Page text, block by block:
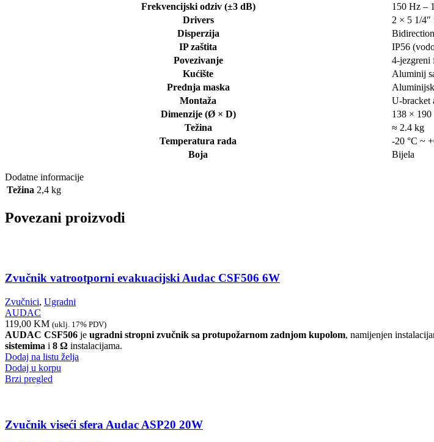
Frekvencijski odziv (±3 dB)
150 Hz –
Drivers
2 × 5 1/
Disperzija
IP zaštita
IP56
Povezivanje
4-jezgreni
Kućište
Aluminij
Prednja maska
Montaža
U-bracket
Dimenzije (Ø × D)
138 × 190
Težina
≈ 2.4 kg
Temperatura rada
-20 °C ~
Boja
Bijela
Dodatne informacije
Težina 2,4 kg
Povezani proizvodi
Zvučnik vatrootporni evakuacijski Audac CSF506 6W
Zvučnici, Ugradni
AUDAC
119,00 KM (uklj. 17% PDV)
AUDAC CSF506 je ugradni stropni zvučnik sa protupožarnom zadnjom kupolom, namijenjen
sistemima i 8 Ω instalacijama.
Dodaj na listu želja
Dodaj u korpu
Brzi pregled
Zvučnik viseći sfera Audac ASP20 20W